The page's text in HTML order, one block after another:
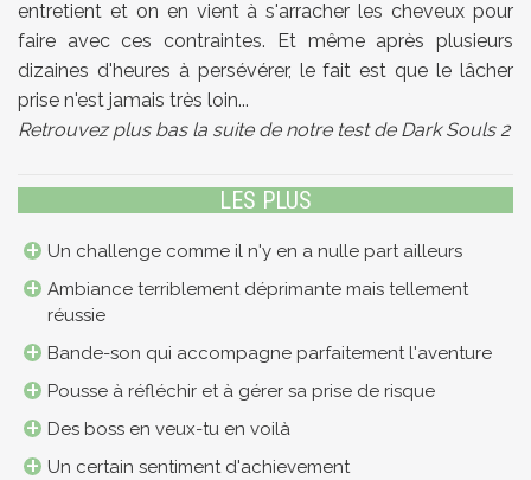
entretient et on en vient à s'arracher les cheveux pour
faire avec ces contraintes. Et même après plusieurs
dizaines d'heures à persévérer, le fait est que le lâcher
prise n'est jamais très loin...
Retrouvez plus bas la suite de notre test de Dark Souls 2
LES PLUS
Un challenge comme il n'y en a nulle part ailleurs
Ambiance terriblement déprimante mais tellement
réussie
Bande-son qui accompagne parfaitement l'aventure
Pousse à réfléchir et à gérer sa prise de risque
Des boss en veux-tu en voilà
Un certain sentiment d'achievement